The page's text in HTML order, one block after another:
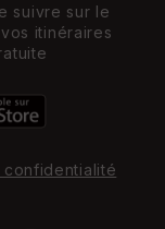
suivre sur le
itinéraires